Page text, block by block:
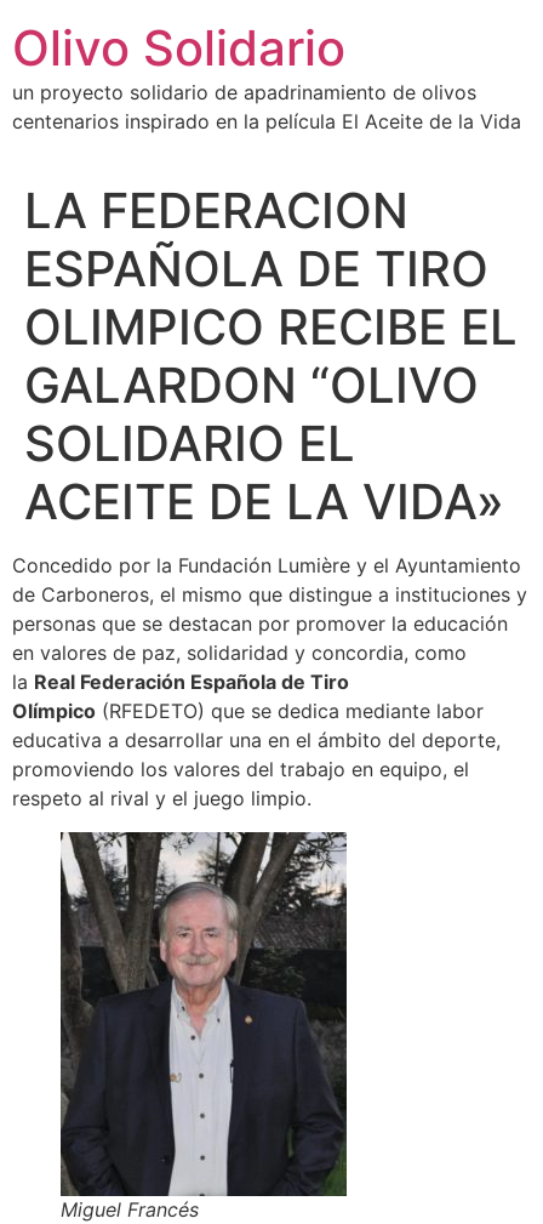
contenido
Olivo Solidario
un proyecto solidario de apadrinamiento de olivos
centenarios inspirado en la película El Aceite de la Vida
LA FEDERACION
ESPAÑOLA DE TIRO
OLIMPICO RECIBE EL
GALARDON “OLIVO
SOLIDARIO EL
ACEITE DE LA VIDA»
Concedido por la Fundación Lumière y el Ayuntamiento
de Carboneros, el mismo que distingue a instituciones y
personas que se destacan por promover la educación
en valores de paz, solidaridad y concordia, como
la Real Federación Española de Tiro
Olímpico (RFEDETO) que se dedica mediante labor
educativa a desarrollar una en el ámbito del deporte,
promoviendo los valores del trabajo en equipo, el
respeto al rival y el juego limpio.
Miguel Francés